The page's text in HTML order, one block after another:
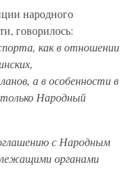
народного
говорилось:
как в отношении
а в особенности в
Народный
с Народным
органами